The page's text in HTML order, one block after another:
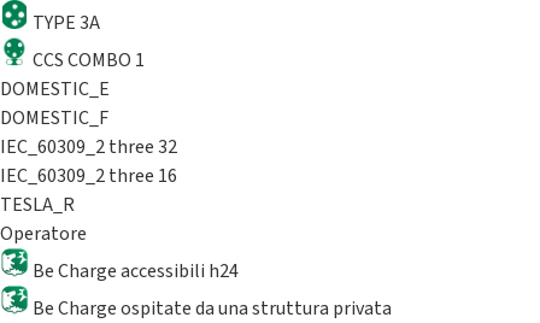
TYPE 3A
CCS COMBO 1
DOMESTIC_E
DOMESTIC_F
IEC_60309_2 three 32
IEC_60309_2 three 16
TESLA_R
Operatore
Be Charge accessibili h24
Be Charge ospitate da una struttura privata